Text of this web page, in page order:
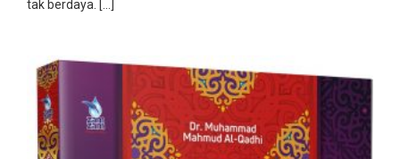
tak berdaya. […]